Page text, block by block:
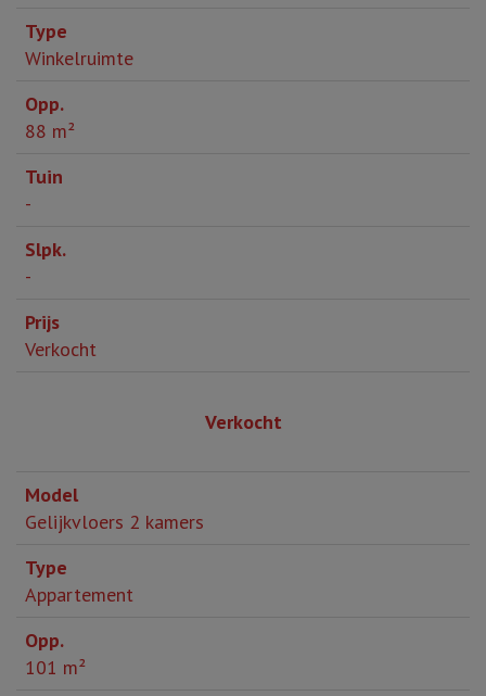
Winkelruimte
88 m²
-
-
Verkocht
Verkocht
Gelijkvloers 2 kamers
Appartement
101 m²